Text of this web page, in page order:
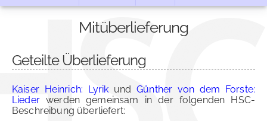
Mitüberlieferung
Geteilte Überlieferung
Kaiser Heinrich: Lyrik undGünther von dem Forste:
Liederwerden gemeinsam in der folgenden HSC-
Beschreibung überliefert: